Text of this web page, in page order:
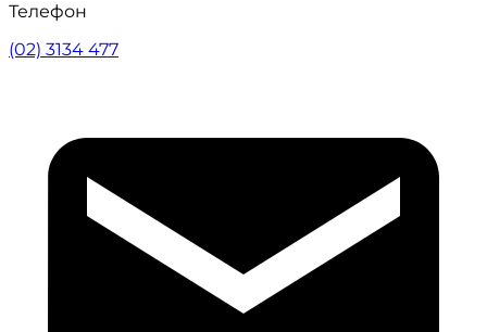
Телефон
(02) 3134 477